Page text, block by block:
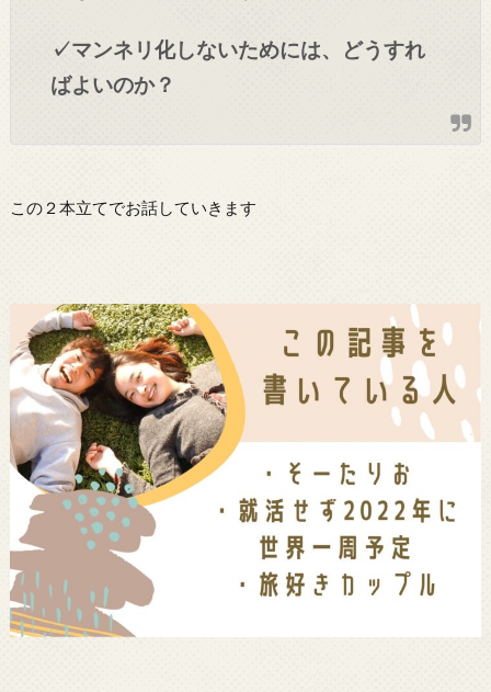
✓マンネリ化しないためには、どうすれ
ばよいのか？
この２本立てでお話していきます